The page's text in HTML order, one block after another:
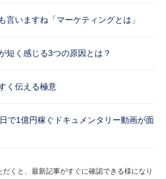
言いますね「マーケティングとは」
短く感じる3つの原因とは？
く伝える極意
で1億円稼ぐドキュメンタリー動画が面
だくと、最新記事がすぐに確認できる様になり